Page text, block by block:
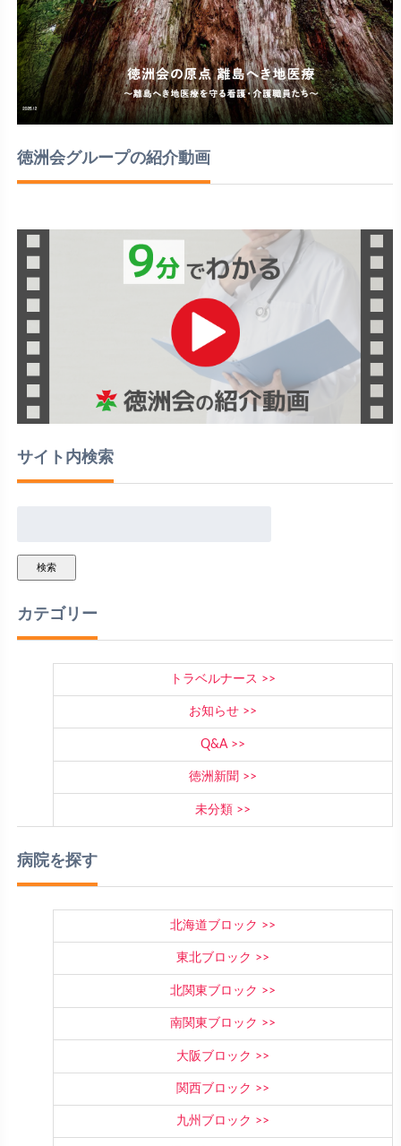
徳洲会グループの紹介動画
サイト内検索
検索
カテゴリー
トラベルナース
お知らせ
Q&A
徳洲新聞
未分類
病院を探す
北海道ブロック
東北ブロック
北関東ブロック
南関東ブロック
大阪ブロック
関西ブロック
九州ブロック